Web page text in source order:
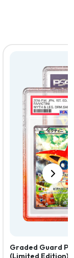
Graded Guard
(Limited Edition)